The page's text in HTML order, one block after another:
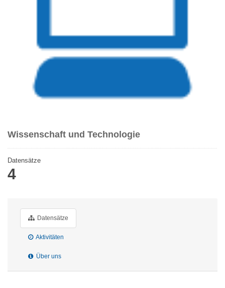
Wissenschaft und Technologie
Datensätze
4
Datensätze
Aktivitäten
Über uns